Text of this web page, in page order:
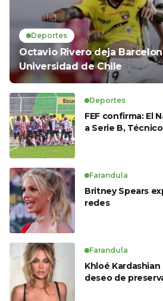
Deportes
Octavio Rivero deja
Universidad de Chile
Deportes
FEF confirma: El
a Serie B,
Farandula
Britney Spears
redes
Farandula
Khloé
deseo de